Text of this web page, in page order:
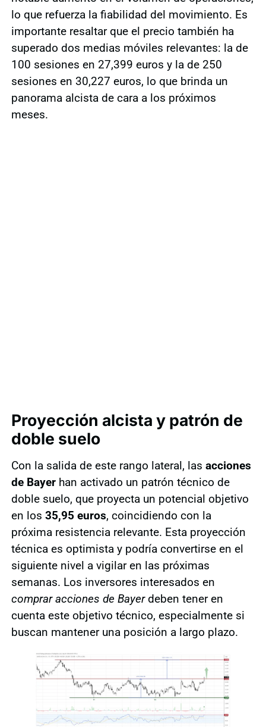
lo que refuerza la fiabilidad del movimiento. Es
importante resaltar que el precio también ha
superado dos medias móviles relevantes: la de
100 sesiones en 27,399 euros y la de 250
sesiones en 30,227 euros, lo que brinda un
panorama alcista de cara a los próximos
meses.
Proyección alcista y patrón de
doble suelo
Con la salida de este rango lateral, las acciones
de Bayerhan activado un patrón técnico de
doble suelo, que proyecta un potencial objetivo
en los 35,95 euros, coincidiendo con la
próxima resistencia relevante. Esta proyección
técnica es optimista y podría convertirse en el
siguiente nivel a vigilar en las próximas
semanas. Los inversores interesados en
comprar acciones de Bayerdeben tener en
cuenta este objetivo técnico, especialmente si
buscan mantener una posición a largo plazo.